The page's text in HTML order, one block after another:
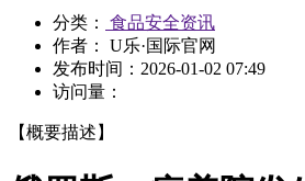
分类：
食品安全资讯
作者： U乐·国际官网
发布时间： 2026-01-02 07:49
访问量：
【概要描述】